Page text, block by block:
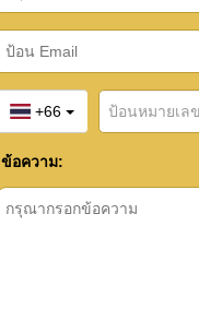
+66
ข้อความ: